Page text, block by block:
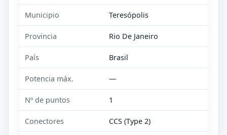
Municipio Teresópolis
Provincia Rio De Janeiro
País Brasil
Potencia máx. —
Nº de puntos 1
Conectores CCS (Type 2)